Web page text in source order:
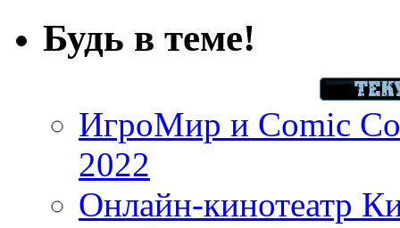
Будь в теме!
ИгроМир и Comic
2022
Онлайн-кинотеатр